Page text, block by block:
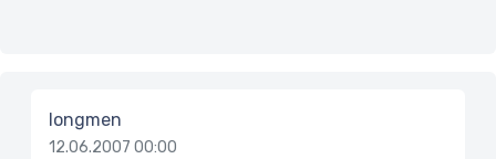
longmen
12.06.2007 00:00